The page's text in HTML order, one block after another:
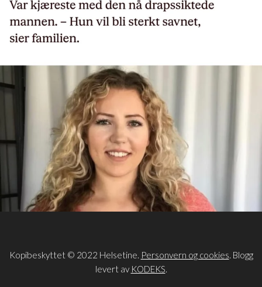
Kopibeskyttet © 2022 Helsetine. Personvern og cookies. Blogg
levert av KODEKS.